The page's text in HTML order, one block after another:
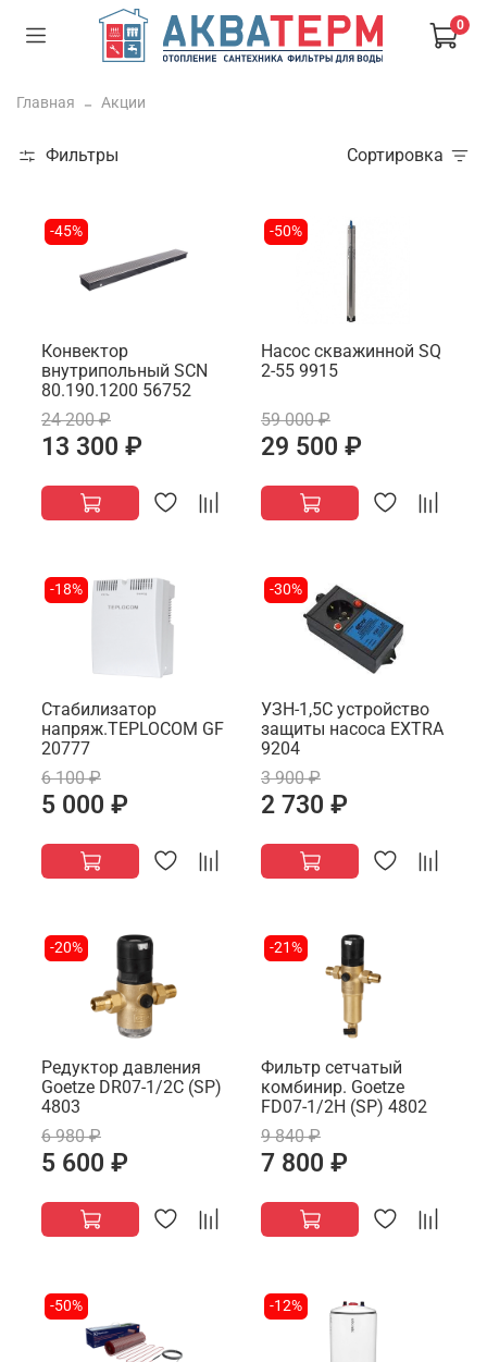
0
Главная Акции
Фильтры Сортировка
-45%
Конвектор
внутрипольный SCN
80.190.1200 56752
24 200 ₽
13 300 ₽
-50%
Насос скважинной SQ
2-55 9915
59 000 ₽
29 500 ₽
-18%
Стабилизатор
напряж.TEPLOCOM GF
20777
6 100 ₽
5 000 ₽
-30%
УЗН-1,5С устройство
защиты насоса EXTRA
9204
3 900 ₽
2 730 ₽
-20%
Редуктор давления
Goetze DR07-1/2C (SP)
4803
6 980 ₽
5 600 ₽
-21%
Фильтр сетчатый
комбинир. Goetze
FD07-1/2H (SP) 4802
9 840 ₽
7 800 ₽
-50% -12%